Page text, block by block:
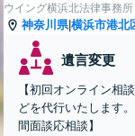
ウイング横浜北法律事務所
神奈川県|横浜市港北
遺言変更
【初回オンライン相
どを代行いたします
間面談応相談】